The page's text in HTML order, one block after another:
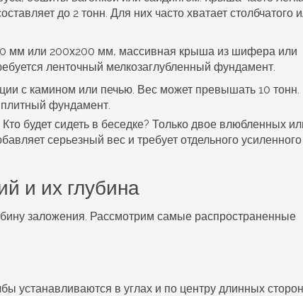
до 2 тонн. Для них часто хватает столбчатого
мм или 200х200 мм, массивная крыша из шифера или
ленточный мелкозаглубленный фундамент.
с камином или печью. Вес может превышать 10 тонн.
фундамент.
будет сидеть в беседке? Только двое влюбленных
серьезный вес и требует отдельного усиленного
и их глубина
заложения. Рассмотрим самые распространенные
устанавливаются в углах и по центру длинных сторон.